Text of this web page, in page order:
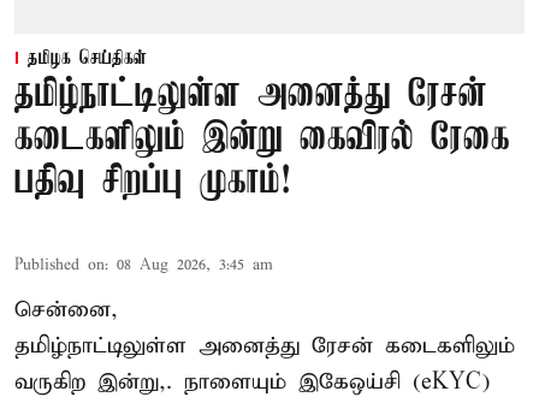
தமிழக செய்திகள்
தமிழ்நாட்டிலுள்ள அனைத்து ரேசன்
கடைகளிலும் இன்று கைவிரல் ரேகை
பதிவு சிறப்பு முகாம்!
Published on: 08 Aug 2026, 3:45 am
சென்னை,
தமிழ்நாட்டிலுள்ள அனைத்து ரேசன் கடைகளிலும்
வருகிற இன்று,. நாளையும் இகேஒய்சி (eKYC)